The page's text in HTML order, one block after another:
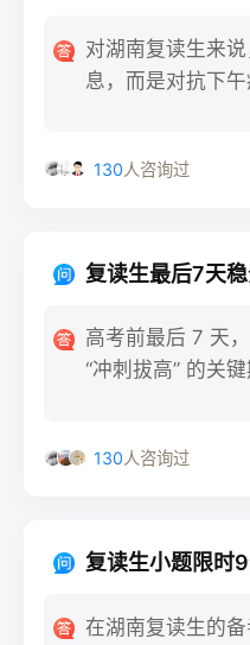
对湖南复读生来
息，而是对抗下午
130人咨询过
复读生最后7天
高考前最后 7 天
“冲刺拔高” 的关
130人咨询过
复读生小题限时
在湖南复读生的